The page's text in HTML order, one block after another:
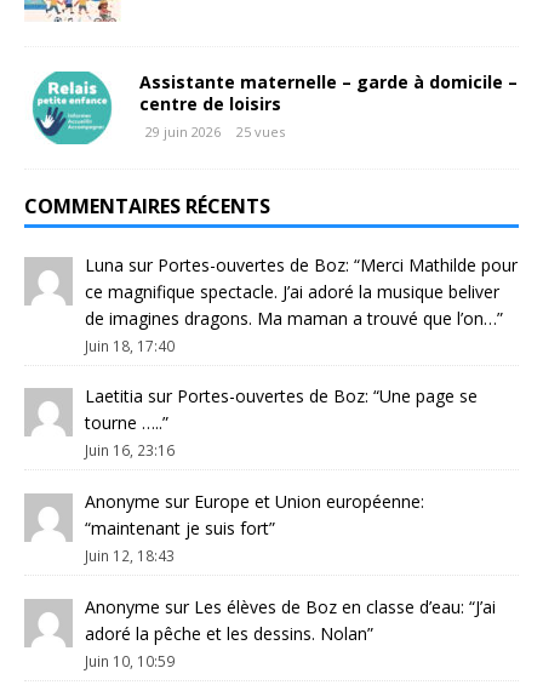
Assistante maternelle – garde à domicile –
centre de loisirs
29 juin 2026 25 vues
COMMENTAIRES RÉCENTS
Luna sur Portes-ouvertes de Boz: “Merci Mathilde pour
ce magnifique spectacle. J’ai adoré la musique beliver
de imagines dragons. Ma maman a trouvé que l’on…”
Juin 18, 17:40
Laetitia sur Portes-ouvertes de Boz: “Une page se
tourne …..”
Juin 16, 23:16
Anonyme sur Europe et Union européenne:
“maintenant je suis fort”
Juin 12, 18:43
Anonyme sur Les élèves de Boz en classe d’eau: “J’ai
adoré la pêche et les dessins. Nolan”
Juin 10, 10:59